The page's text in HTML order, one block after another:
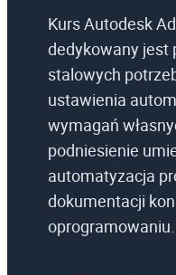
Kurs Autodesk
dedykowany jest
stalowych
ustawienia
wymagań
podniesienie
automatyzacja
dokumentacji
oprogramowaniu.
Promocje
Wiedza